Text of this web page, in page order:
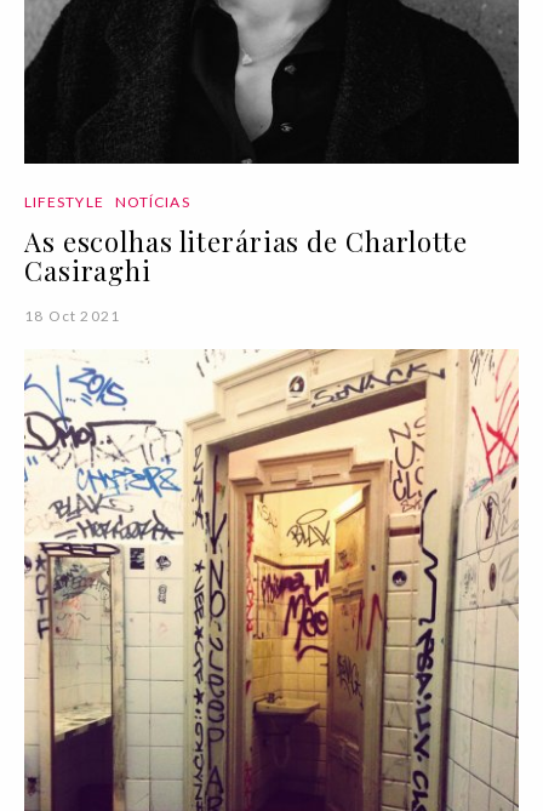
LIFESTYLE NOTÍCIAS
As escolhas literárias de Charlotte
Casiraghi
18 Oct 2021